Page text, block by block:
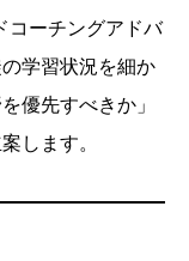
コーチングアドバ
学習状況を細か
優先すべきか」
します。